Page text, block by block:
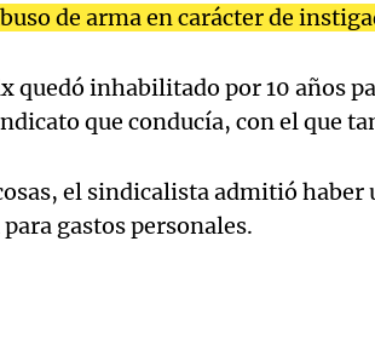
de arma en carácter de
quedó inhabilitado por 10 años
que conducía, con el que
el sindicalista admitió haber
gastos personales.